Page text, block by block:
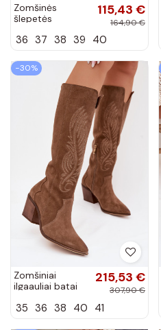
Zomšinės
šlepetės
stiliaus su
CR61-3059
juodos spalvos
115,43 €
164,90 €
36 37 38 39 40
−30%
Zomšiniai
ilgaauliai batai
stiliaus su
215,53 €
307,90 €
35 36 38 40 41